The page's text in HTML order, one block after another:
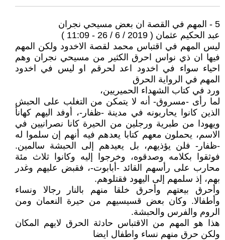
5 - المهم في القصة ان بعض مسيحي نجران
عبد الحكيم عثمان ( 2019 / 6 / 26 - 11:09 )
ليس المهم في اقتباس محمد لقصة الاخدود ولكن المهم
فيها ان ذي نواس احرق الكثير من مسيحي نجران وهم
احياء سواء في اخدود اعد لحرقم او ليس في اخدود
المهم في الرواية الحرق
ورد في كتاب الشهداء الحميريين،
لما رأى -مسروق- أنه لا يتمكن من التغلب على الحبش
الذين كانوا يحاربونه في مدينة -ظفار-، أوفد اليهم كهانأ
ويهودا من طبرية ورجلين من الحيرة كانا نصرانيين في
الاسم، يحملون معهم كتابا يعدهم فيه أنهم إن سلموا له
-ظفار- فلن يؤذيهم، بل يعيدهم إلى الحبشة سالمين.
فوثقوا بكلامه وصدقوه، وخرجوا إليه وكانوا ثلاث مئة
محارب على رأسهم القائد -أبابوت-، فقبض عليهم وغدر
بهم، إذ سلمهم إلى اليهود فقتلوهم.
وأحرق بيعتهم وأحرق خلقا منهم بالنار رجالا ونساء
وأطفالا. وكان بعض قسيسيهم من حيرة النعمان ومن
الروم والفرس والحبشة.
هذا هو المهم من الاقتباس حادثة الحرق لايهم المكان
ولكن حرق منهم نساء واطفال ايضا